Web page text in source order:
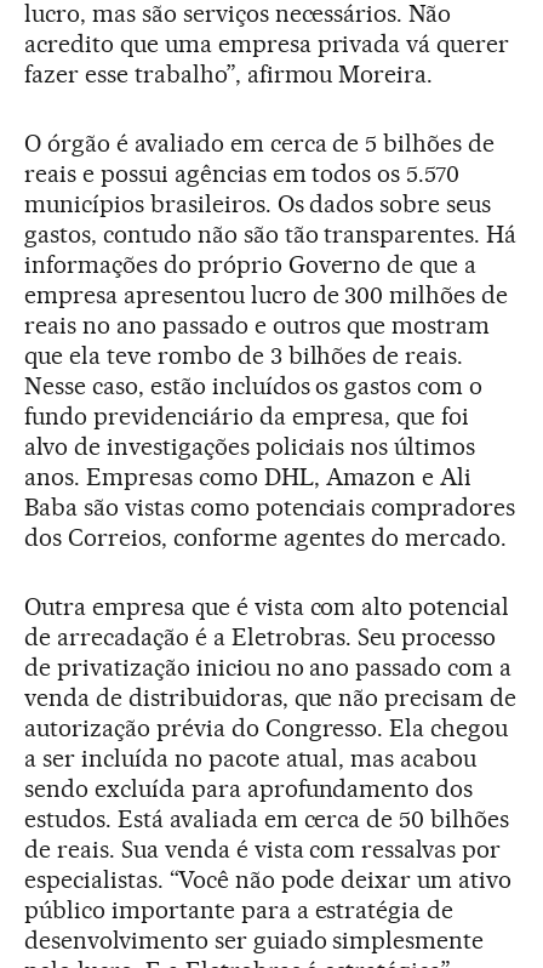
lucro, mas são serviços necessários. Não
acredito que uma empresa privada vá querer
fazer esse trabalho”, afirmou Moreira.
O órgão é avaliado em cerca de 5 bilhões de
reais e possui agências em todos os 5.570
municípios brasileiros. Os dados sobre seus
gastos, contudo não são tão transparentes. Há
informações do próprio Governo de que a
empresa apresentou lucro de 300 milhões de
reais no ano passado e outros que mostram
que ela teve rombo de 3 bilhões de reais.
Nesse caso, estão incluídos os gastos com o
fundo previdenciário da empresa, que foi
alvo de investigações policiais nos últimos
anos. Empresas como DHL, Amazon e Ali
Baba são vistas como potenciais compradores
dos Correios, conforme agentes do mercado.
Outra empresa que é vista com alto potencial
de arrecadação é a Eletrobras. Seu processo
de privatização iniciou no ano passado com a
venda de distribuidoras, que não precisam de
autorização prévia do Congresso. Ela chegou
a ser incluída no pacote atual, mas acabou
sendo excluída para aprofundamento dos
estudos. Está avaliada em cerca de 50 bilhões
de reais. Sua venda é vista com ressalvas por
especialistas. “Você não pode deixar um ativo
público importante para a estratégia de
desenvolvimento ser guiado simplesmente